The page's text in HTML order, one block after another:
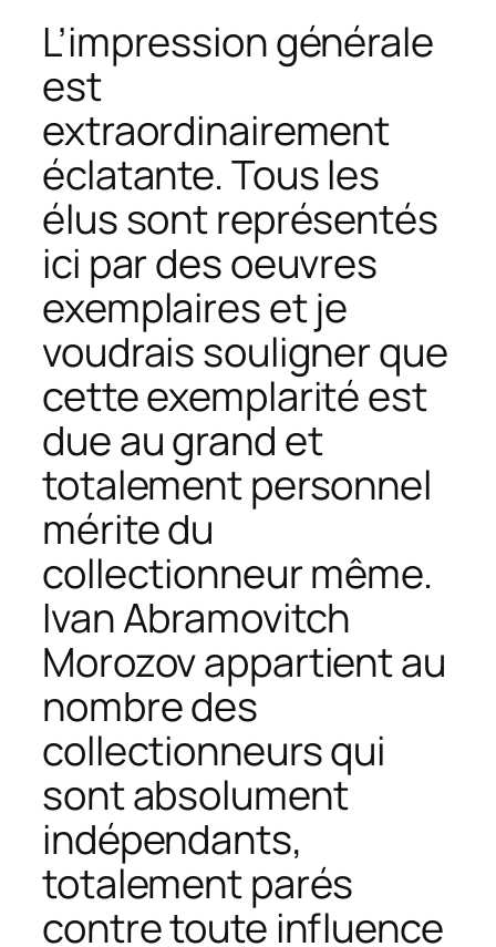
L’impression générale
est
extraordinairement
éclatante. Tous les
élus sont représentés
ici par des oeuvres
exemplaires et je
voudrais souligner que
cette exemplarité est
due au grand et
totalement personnel
mérite du
collectionneur même.
Ivan Abramovitch
Morozov appartient au
nombre des
collectionneurs qui
sont absolument
indépendants,
totalement parés
contre toute influence